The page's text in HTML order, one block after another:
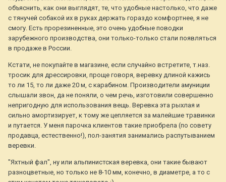
объяснить, как они выглядят, те, что удобные настолько, что даже
с тянучей собакой их в руках держать гораздо комфортнее, я не
смогу. Есть прорезиненные, это очень удобные поводки
зарубежного производства, они только-только стали появляться
в продаже в России.
Кстати, не покупайте в магазине, если случайно встретите, т.наз.
тросик для дрессировки, проще говоря, веревку длиной кажись
то ли 15, то ли даже 20 м, с карабином. Производители амуниции
слышали звон, да не поняли, о чем речь, изготовили совершенно
непригодную для использования вещь. Веревка эта рыхлая и
сильно амортизирует, к тому же цепляется за малейшие травинки
и путается. У меня парочка клиентов такие приобрела (по совету
продавца, естественно!), пол-занятия занимались распутыванием
веревки.
"Яхтный фал", ну или альпинистская веревка, они такие бывают
разноцветные, но только не 8-10 мм, конечно, в диаметре, а то с